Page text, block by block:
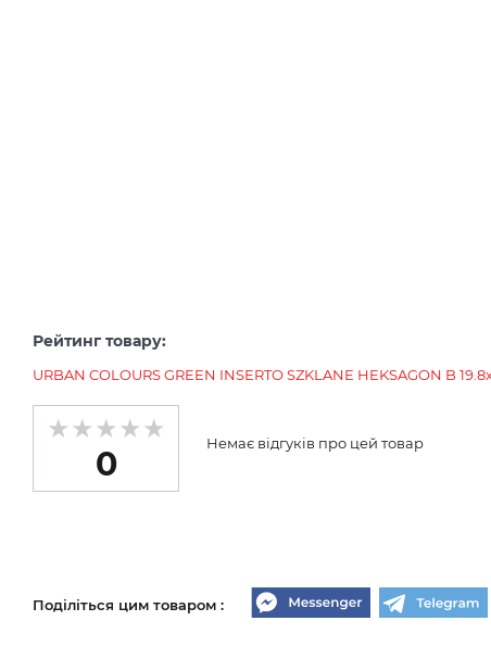
Рейтинг товару:
URBAN COLOURS GREEN INSERTO SZKLANE HEKSAGON B
0
Немає відгуків про цей товар
Поділіться цим товаром :